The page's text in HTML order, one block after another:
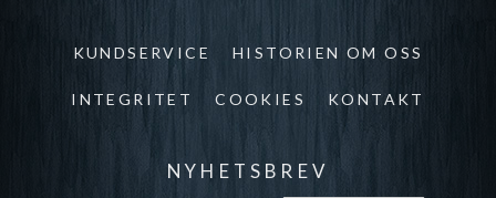
KUNDSERVICE HISTORIEN OM OSS
INTEGRITET COOKIES KONTAKT
NYHETSBREV